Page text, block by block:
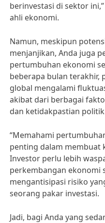
berinvestasi di sektor
ahli ekonomi.
Namun, meskipun
menjanjikan, Anda juga
pertumbuhan ekonomi
beberapa bulan terakhir,
global mengalami
akibat dari berbagai
dan ketidakpastian
“Memahami
penting dalam membuat
Investor perlu lebih
perkembangan ekonomi
mengantisipasi risiko
seorang pakar investasi.
Jadi, bagi Anda yang